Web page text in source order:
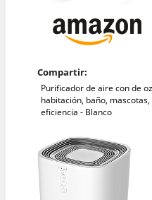
Compartir:
Purificador de aire con de
habitación, baño,
eficiencia - Blanco